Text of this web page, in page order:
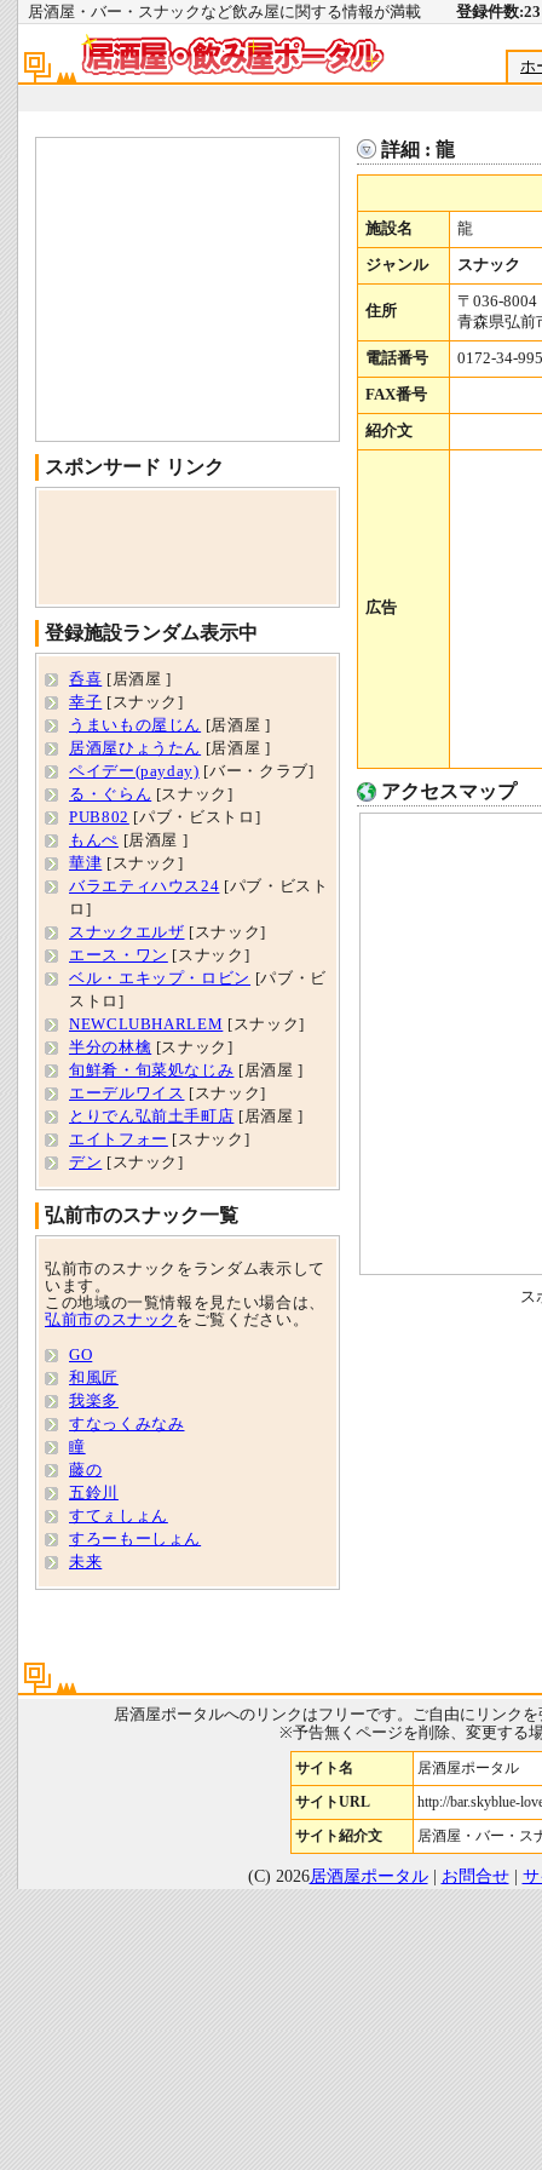
居酒屋・バー・スナックなど飲み屋に関する情報が満載 登録件数
ホ
詳細 : 龍
施設名 龍
ジャンル スナック
住所
〒036-8004
青森県弘前
電話番号 0172-34-
FAX番号
紹介文
広告
アクセスマップ
ス
スポンサード リンク
登録施設ランダム表示中
呑喜 [居酒屋 ]
幸子 [スナック]
うまいもの屋じん [居酒屋 ]
居酒屋ひょうたん [居酒屋 ]
ペイデー(payday) [バー・クラブ]
る・ぐらん [スナック]
PUB802 [パブ・ビストロ]
もんぺ [居酒屋 ]
華津 [スナック]
バラエティハウス24 [パブ・ビスト
ロ]
スナックエルザ [スナック]
エース・ワン [スナック]
ベル・エキップ・ロビン [パブ・ビ
ストロ]
NEWCLUBHARLEM [スナック]
半分の林檎 [スナック]
旬鮮肴・旬菜処なじみ [居酒屋 ]
エーデルワイス [スナック]
とりでん弘前土手町店 [居酒屋 ]
エイトフォー [スナック]
デン [スナック]
弘前市のスナック一覧
弘前市のスナックをランダム表示して
います。
この地域の一覧情報を見たい場合は、
弘前市のスナック をご覧ください。
GO
和風匠
我楽多
すなっくみなみ
瞳
藤の
五鈴川
すてぇしょん
すろーもーしょん
未来
居酒屋ポータルへのリンクはフリーです。ご自由にリンク
※予告無くページを削除、変更する
サイト名 居酒屋ポータル
サイトURL http://bar.skyblue-
サイト紹介文 居酒屋・バー・ス
(C) 2026居酒屋ポータル| お問合せ|